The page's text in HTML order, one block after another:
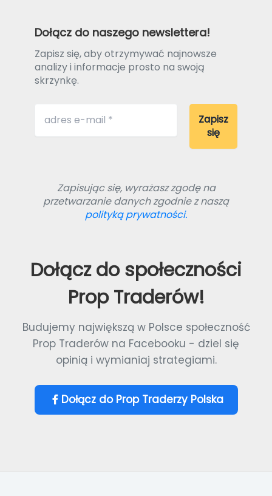
Dołącz do naszego newslettera!
Zapisz się, aby otrzymywać najnowsze
analizy i informacje prosto na swoją
skrzynkę.
Zapisując się, wyrażasz zgodę na
przetwarzanie danych zgodnie z naszą
polityką prywatności.
Dołącz do społeczności
Prop Traderów!
Budujemy największą w Polsce społeczność
Prop Traderów na Facebooku - dziel się
opinią i wymianiaj strategiami.
Dołącz do Prop Traderzy Polska